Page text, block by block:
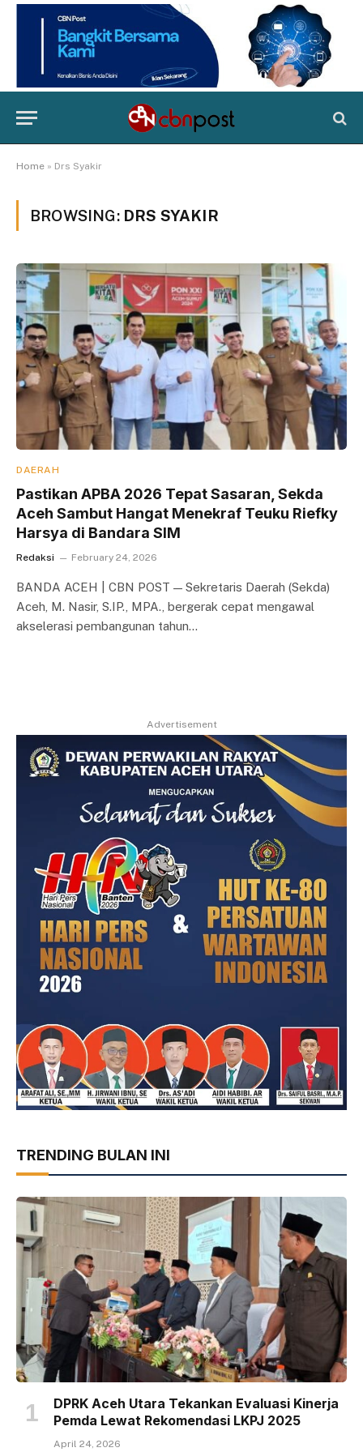
Home » Drs Syakir
BROWSING: DRS SYAKIR
DAERAH
Pastikan APBA 2026 Tepat Sasaran, Sekda
Aceh Sambut Hangat Menekraf Teuku Riefky
Harsya di Bandara SIM
Redaksi February 24, 2026
BANDA ACEH | CBN POST — Sekretaris Daerah (Sekda)
Aceh, M. Nasir, S.IP., MPA., bergerak cepat mengawal
akselerasi pembangunan tahun…
Advertisement
TRENDING BULAN INI
DPRK Aceh Utara Tekankan Evaluasi Kinerja
Pemda Lewat Rekomendasi LKPJ 2025
April 24, 2026